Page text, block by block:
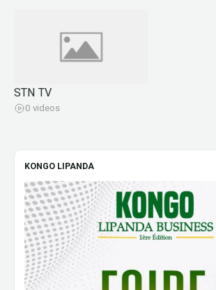
STN TV
0 videos
KONGO LIPANDA